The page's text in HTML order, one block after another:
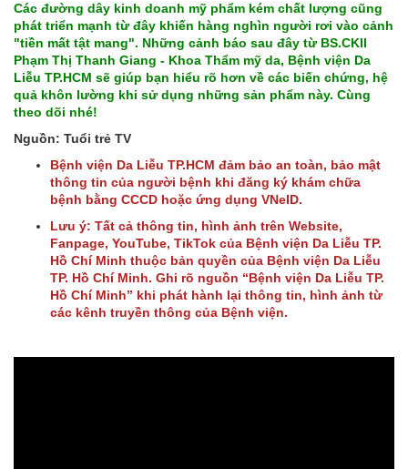
Các đường dây kinh doanh mỹ phẩm kém chất lượng cũng
phát triển mạnh từ đây khiến hàng nghìn người rơi vào cảnh
"tiền mất tật mang". Những cảnh báo sau đây từ BS.CKII
Phạm Thị Thanh Giang - Khoa Thẩm mỹ da, Bệnh viện Da
Liễu TP.HCM sẽ giúp bạn hiểu rõ hơn về các biến chứng, hệ
quả khôn lường khi sử dụng những sản phẩm này. Cùng
theo dõi nhé!
Nguồn: Tuổi trẻ TV
Bệnh viện Da Liễu TP.HCM đảm bảo an toàn, bảo mật
thông tin của người bệnh khi đăng ký khám chữa
bệnh bằng CCCD hoặc ứng dụng VNeID.
Lưu ý: Tất cả thông tin, hình ảnh trên Website,
Fanpage, YouTube, TikTok của Bệnh viện Da Liễu TP.
Hồ Chí Minh thuộc bản quyền của Bệnh viện Da Liễu
TP. Hồ Chí Minh. Ghi rõ nguồn “Bệnh viện Da Liễu TP.
Hồ Chí Minh” khi phát hành lại thông tin, hình ảnh từ
các kênh truyền thông của Bệnh viện.